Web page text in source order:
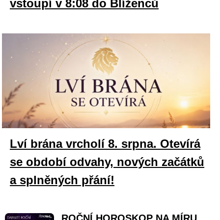
vstoupí v 8:08 do Blíženců
Lví brána vrcholí 8. srpna. Otevírá
se období odvahy, nových začátků
a splněných přání!